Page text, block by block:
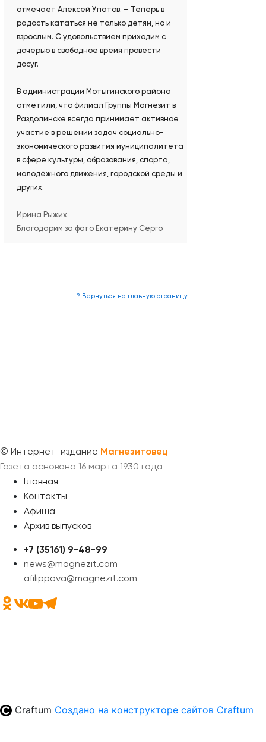
отмечает Алексей Упатов. – Теперь в
радость кататься не только детям, но и
взрослым. С удовольствием приходим с
дочерью в свободное время провести
досуг.
В администрации Мотыгинского района
отметили, что филиал Группы Магнезит в
Раздолинске всегда принимает активное
участие в решении задач социально-
экономического развития муниципалитета
в сфере культуры, образования, спорта,
молодёжного движения, городской среды и
других.
Ирина Рыжих
Благодарим за фото Екатерину Серго
? Вернуться на главную страницу
© Интернет-издание Магнезитовец
Газета основана 16 марта 1930 года
Главная
Контакты
Афиша
Архив выпусков
+7 (35161) 9-48-99
news@magnezit.com
afilippova@magnezit.com
Craftum Создано на конструкторе сайтов Craftum